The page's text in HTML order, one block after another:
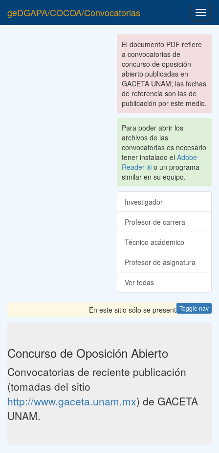
geDGAPA/COCOA/Convocatorias
El documento PDF refiere
a convocatorias de
concurso de oposición
abierto publicadas en
GACETA UNAM; las fechas
de referencia son las de
publicación por este medio.
Para poder abrir los
archivos de las
convocatorias es necesario
tener instalado el Adobe
Reader ® o un programa
similar en su equipo.
Investigador
Profesor de carrera
Técnico acádemico
Profesor de asignatura
Ver todas
Toggle nav
En este sitio sólo se presentan las
Concurso de Oposición Abierto
Convocatorias de reciente publicación
(tomadas del sitio
http://www.gaceta.unam.mx) de GACETA
UNAM.